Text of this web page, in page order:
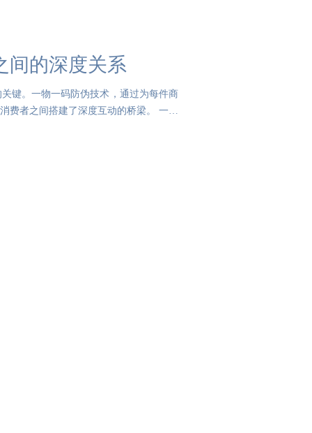
间的深度关系
键。一物一码防伪技术，通过为每件商
费者之间搭建了深度互动的桥梁。 一物